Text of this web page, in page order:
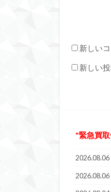
新しい
新しい
緊急買取
2026.08.06
2026.08.06